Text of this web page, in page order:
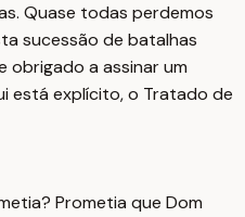
Quase todas perdemos
sucessão de batalhas
obrigado a assinar um
está explícito, o Tratado de
Prometia que Dom